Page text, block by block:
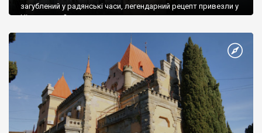
загублений у радянські часи, легендарний рецепт привезли у
Ніжин греки?